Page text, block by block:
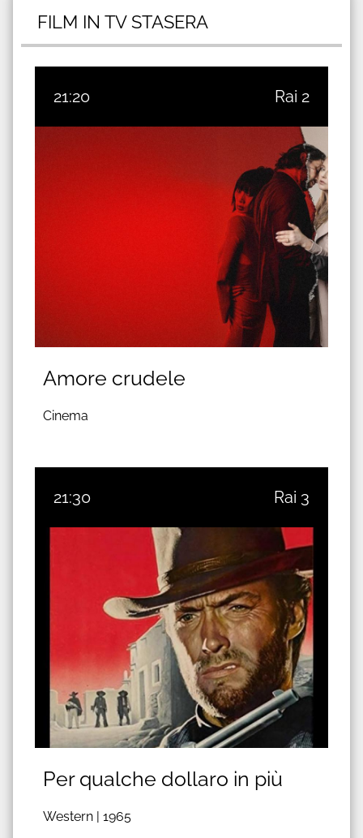
FILM IN TV STASERA
21:20 Rai 2
Amore crudele
Cinema
21:30 Rai 3
Per qualche dollaro in più
Western | 1965